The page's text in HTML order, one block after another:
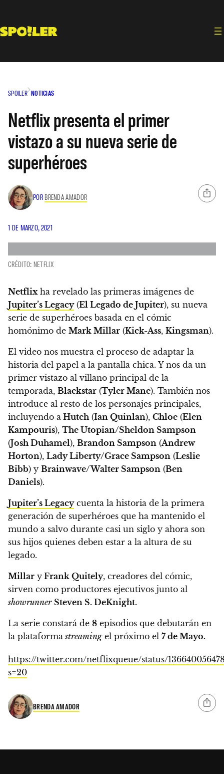
contenido
SPOILER NOTICIAS
Netflix presenta el primer
vistazo a su nueva serie de
superhéroes
POR BRENDA AMADOR
1 DE MARZO, 2021
CRÉDITO: NETFLIX
Netflixha revelado las primeras imágenes de
Jupiter’s Legacy(El Legado de Jupiter), su nueva
serie de superhéroes basada en el cómic
homónimo de Mark Millar (Kick-Ass, Kingsman).
El video nos muestra el proceso de adaptar la
historia del papel a la pantalla chica. Y nos da un
primer vistazo al villano principal de la
temporada, Blackstar (Tyler Mane). También nos
introduce al resto de los personajes principales,
incluyendo a Hutch(Ian Quinlan), Chloe (Elen
Kampouris), The Utopian/Sheldon Sampson
(Josh Duhamel), Brandon Sampson (Andrew
Horton), Lady Liberty/Grace Sampson (Leslie
Bibb) y Brainwave/Walter Sampson (Ben
Daniels).
Jupiter’s Legacycuenta la historia de la primera
generación de superhéroes que ha mantenido el
mundo a salvo durante casi un siglo y ahora son
sus hijos quienes deben estar a la altura de su
legado.
Millar y Frank Quitely, creadores del cómic,
sirven como productores ejecutivos junto al
showrunner Steven S. DeKnight.
La serie constará de 8 episodios que debutarán en
la plataformastreamingel próximo el 7 de Mayo.
https://twitter.com/netflixqueue/status/
s=20
BRENDA AMADOR